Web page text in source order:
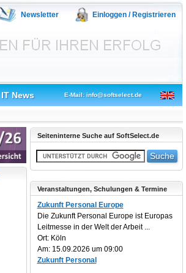
Newsletter Einloggen / Registrieren
IT News E-Mail: info@softselect.de
Seiteninterne Suche auf SoftSelect.de
Veranstaltungen, Schulungen & Termine
Zukunft Personal Europe
Die Zukunft Personal Europe ist Europas
Leitmesse in der Welt der Arbeit ...
Ort: Köln
Am: 15.09.2026 um 09:00
Zukunft Personal